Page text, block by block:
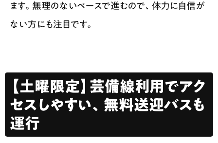
ます。無理のないペースで進むので、体力に自信が
ない方にも注目です。
【土曜限定】芸備線利用でアク
セスしやすい、無料送迎バスも
運行